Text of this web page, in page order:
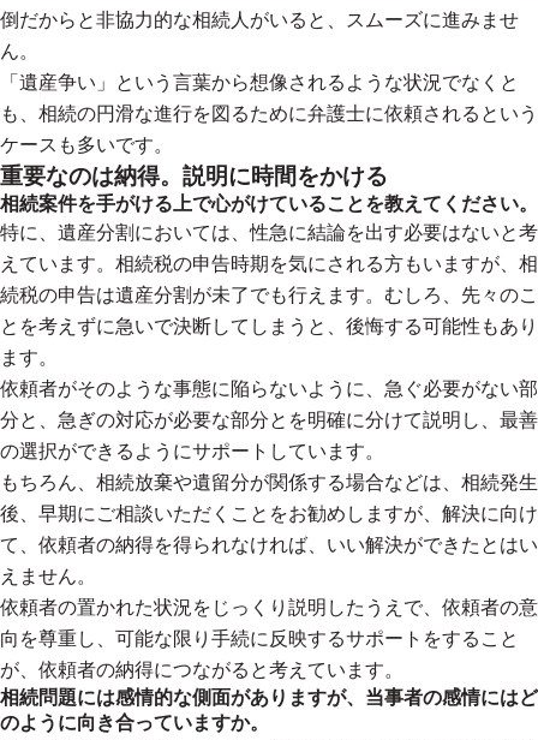
倒だからと非協力的な相続人がいると、スムーズに進みませ
ん。
「遺産争い」という言葉から想像されるような状況でなくと
も、相続の円滑な進行を図るために弁護士に依頼されるという
ケースも多いです。
重要なのは納得。説明に時間をかける
相続案件を手がける上で心がけていることを教えてください。
特に、遺産分割においては、性急に結論を出す必要はないと考
えています。相続税の申告時期を気にされる方もいますが、相
続税の申告は遺産分割が未了でも行えます。むしろ、先々のこ
とを考えずに急いで決断してしまうと、後悔する可能性もあり
ます。
依頼者がそのような事態に陥らないように、急ぐ必要がない部
分と、急ぎの対応が必要な部分とを明確に分けて説明し、最善
の選択ができるようにサポートしています。
もちろん、相続放棄や遺留分が関係する場合などは、相続発生
後、早期にご相談いただくことをお勧めしますが、解決に向け
て、依頼者の納得を得られなければ、いい解決ができたとはい
えません。
依頼者の置かれた状況をじっくり説明したうえで、依頼者の意
向を尊重し、可能な限り手続に反映するサポートをすること
が、依頼者の納得につながると考えています。
相続問題には感情的な側面がありますが、当事者の感情にはど
のように向き合っていますか。